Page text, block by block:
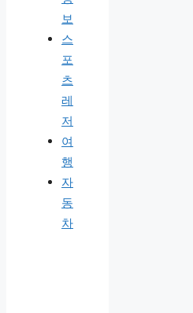
보
스
포
츠
레
저
여
행
자
동
차